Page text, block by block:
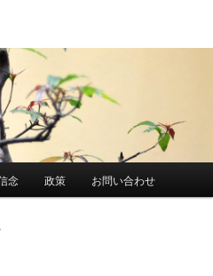
念 政策 お問い合わせ